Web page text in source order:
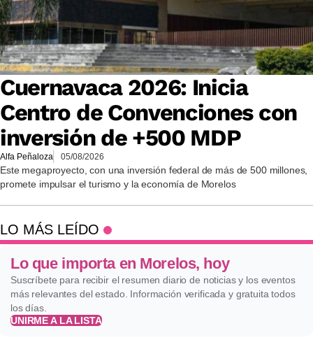
Cuernavaca 2026: Inicia
Centro de Convenciones con
inversión de +500 MDP
Alfa Peñaloza 05/08/2026
Este megaproyecto, con una inversión federal de más de 500 millones,
promete impulsar el turismo y la economía de Morelos
LO MÁS LEÍDO
Lo que importa en Morelos, hoy
Suscríbete para recibir el resumen diario de noticias y los eventos
más relevantes del estado. Información verificada y gratuita todos
los días.
UNIRME A LA LISTA